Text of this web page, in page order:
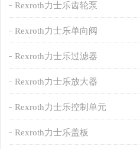
Rexroth力士乐齿轮泵
Rexroth力士乐单向阀
Rexroth力士乐过滤器
Rexroth力士乐放大器
Rexroth力士乐控制单元
Rexroth力士乐盖板